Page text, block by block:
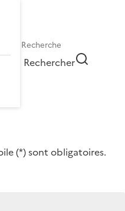
Rechercher
(*) sont obligatoires.